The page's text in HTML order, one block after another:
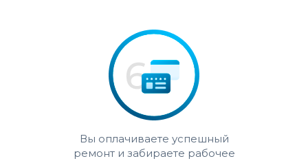
Вы оплачиваете успешный
ремонт и забираете рабочее